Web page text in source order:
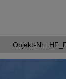
Objekt-Nr.:
Consent
HILFE